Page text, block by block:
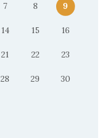
7 8 9
14 15 16
21 22 23
28 29 30